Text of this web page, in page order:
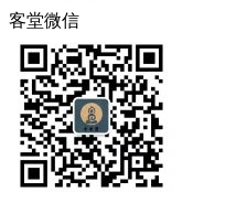
客堂微信